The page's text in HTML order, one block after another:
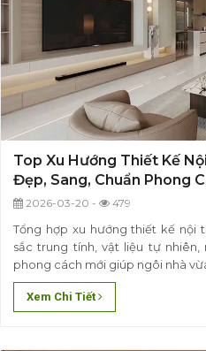
Top Xu Hướng Thiết Kế
Đẹp, Sang, Chuẩn Phong
2026-03-20 - 479
Tổng hợp xu hướng thiết kế nội
sắc trung tính, vật liệu tự
phong cách mới giúp ngôi nhà
Xem Chi Tiết